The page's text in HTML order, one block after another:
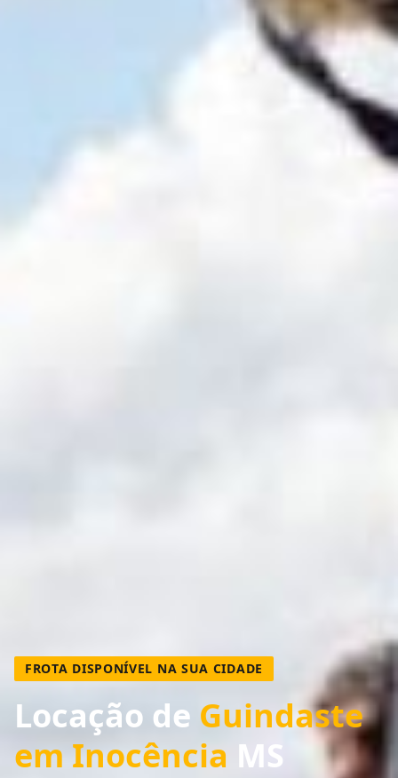
FROTA DISPONÍVEL NA SUA CIDADE
Locação de Guindaste
em Inocência MS